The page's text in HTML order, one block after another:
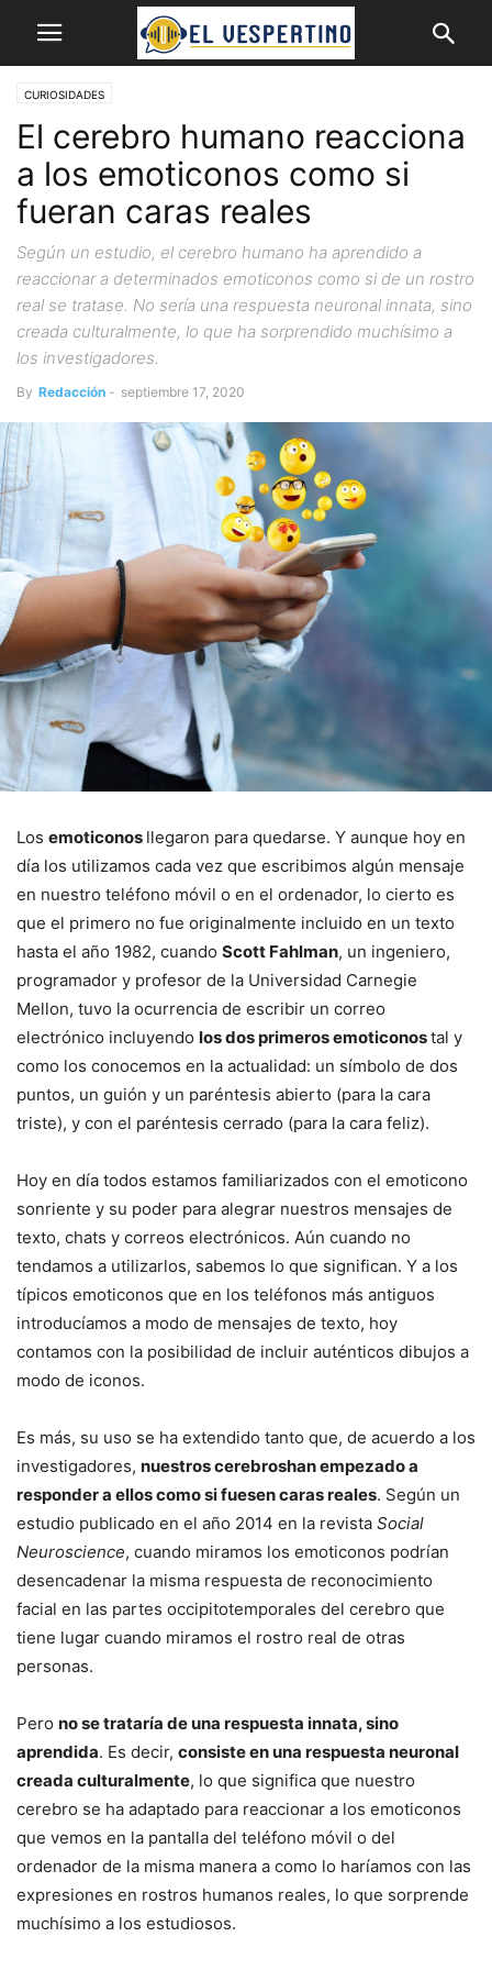
CURIOSIDADES
El cerebro humano reacciona
a los emoticonos como si
fueran caras reales
Según un estudio, el cerebro humano ha aprendido a
reaccionar a determinados emoticonos como si de un rostro
real se tratase. No sería una respuesta neuronal innata, sino
creada culturalmente, lo que ha sorprendido muchísimo a
los investigadores.
By Redacción - septiembre 17, 2020
Los emoticonos llegaron para quedarse. Y aunque hoy en
día los utilizamos cada vez que escribimos algún mensaje
en nuestro teléfono móvil o en el ordenador, lo cierto es
que el primero no fue originalmente incluido en un texto
hasta el año 1982, cuando Scott Fahlman, un ingeniero,
programador y profesor de la Universidad Carnegie
Mellon, tuvo la ocurrencia de escribir un correo
electrónico incluyendo los dos primeros emoticonostal y
como los conocemos en la actualidad: un símbolo de dos
puntos, un guión y un paréntesis abierto (para la cara
triste), y con el paréntesis cerrado (para la cara feliz).
Hoy en día todos estamos familiarizados con el emoticono
sonriente y su poder para alegrar nuestros mensajes de
texto, chats y correos electrónicos. Aún cuando no
tendamos a utilizarlos, sabemos lo que significan. Y a los
típicos emoticonos que en los teléfonos más antiguos
introducíamos a modo de mensajes de texto, hoy
contamos con la posibilidad de incluir auténticos dibujos a
modo de iconos.
Es más, su uso se ha extendido tanto que, de acuerdo a los
investigadores, nuestros cerebroshan empezado a
responder a ellos como si fuesen caras reales. Según un
estudio publicado en el año 2014 en la revista Social
Neuroscience, cuando miramos los emoticonos podrían
desencadenar la misma respuesta de reconocimiento
facial en las partes occipitotemporales del cerebro que
tiene lugar cuando miramos el rostro real de otras
personas.
Pero no se trataría de una respuesta innata, sino
aprendida. Es decir, consiste en una respuesta neuronal
creada culturalmente, lo que significa que nuestro
cerebro se ha adaptado para reaccionar a los emoticonos
que vemos en la pantalla del teléfono móvil o del
ordenador de la misma manera a como lo haríamos con las
expresiones en rostros humanos reales, lo que sorprende
muchísimo a los estudiosos.